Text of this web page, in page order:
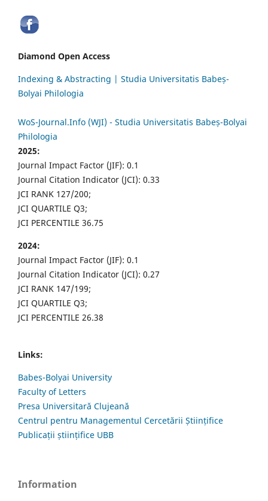
Diamond Open Access
Indexing & Abstracting | Studia Universitatis Babeș-
Bolyai Philologia
WoS-Journal.Info (WJI) - Studia Universitatis Babeș-Bolyai
Philologia
2025:
Journal Impact Factor (JIF): 0.1
Journal Citation Indicator (JCI): 0.33
JCI RANK 127/200;
JCI QUARTILE Q3;
JCI PERCENTILE 36.75
2024:
Journal Impact Factor (JIF): 0.1
Journal Citation Indicator (JCI): 0.27
JCI RANK 147/199;
JCI QUARTILE Q3;
JCI PERCENTILE 26.38
Links:
Babes-Bolyai University
Faculty of Letters
Presa Universitară Clujeană
Centrul pentru Managementul Cercetării Științifice
Publicații științifice UBB
Information